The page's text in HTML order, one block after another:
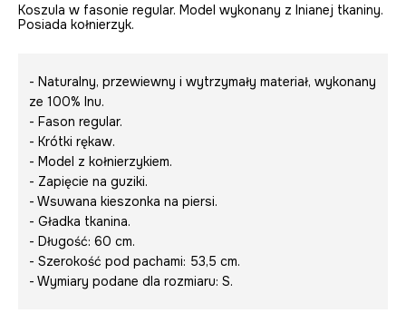
Koszula w fasonie regular. Model wykonany z lnianej tkaniny.
Posiada kołnierzyk.
- Naturalny, przewiewny i wytrzymały materiał, wykonany
ze 100% lnu.
- Fason regular.
- Krótki rękaw.
- Model z kołnierzykiem.
- Zapięcie na guziki.
- Wsuwana kieszonka na piersi.
- Gładka tkanina.
- Długość: 60 cm.
- Szerokość pod pachami: 53,5 cm.
- Wymiary podane dla rozmiaru: S.